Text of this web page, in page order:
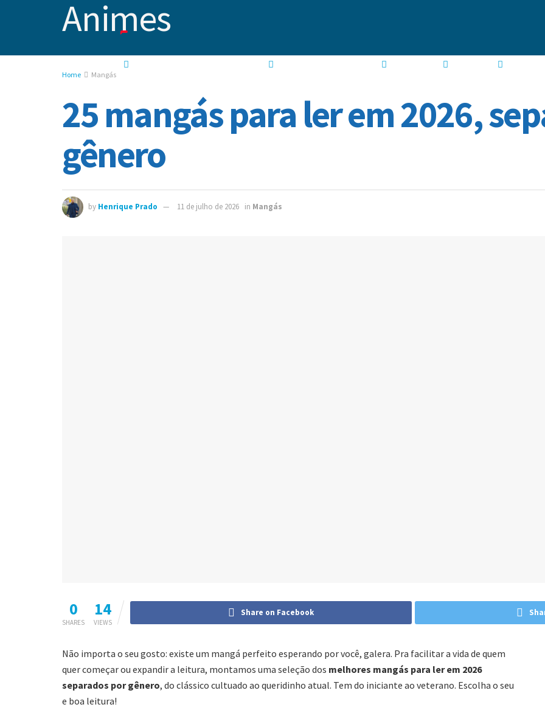
Home Mangás
25 mangás para ler em 2026,
gênero
by Henrique Prado 11 de julho de 2026 in Mangás
0
SHARES
14
VIEWS
Share on Facebook
Não importa o seu gosto: existe um mangá perfeito esperando por você, galera. Pra facilitar a vida de quem
quer começar ou expandir a leitura, montamos uma seleção dos melhores mangás para ler em 2026
separados por gênero, do clássico cultuado ao queridinho atual. Tem do iniciante ao veterano. Escolha o seu
e boa leitura!